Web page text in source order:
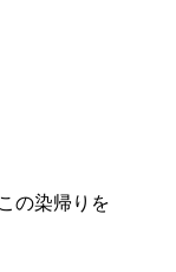
の染帰りを